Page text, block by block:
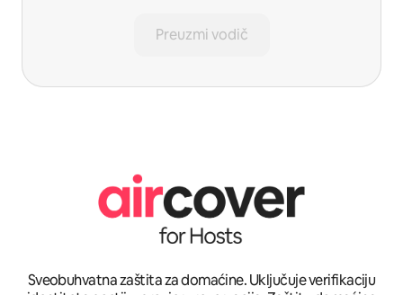
Preuzmi vodič
Sveobuhvatna zaštita za domaćine. Uključuje verifikaciju